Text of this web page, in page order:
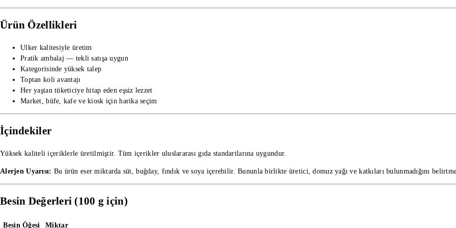
Ürün Özellikleri
Ulker kalitesiyle üretim
Pratik ambalaj — tekli satışa uygun
Kategorisinde yüksek talep
Toptan koli avantajı
Her yaştan tüketiciye hitap eden eşsiz lezzet
Market, büfe, kafe ve kiosk için harika seçim
İçindekiler
Yüksek kaliteli içeriklerle üretilmiştir. Tüm içerikler uluslararası gıda standartlarına uygundur.
Alerjen Uyarısı: Bu ürün eser miktarda süt, buğday, fındık ve soya içerebilir. Bununla birlikte üretici, domuz yağı ve katkıları bulunmadığını
Besin Değerleri (100 g için)
Besin Öğesi Miktar